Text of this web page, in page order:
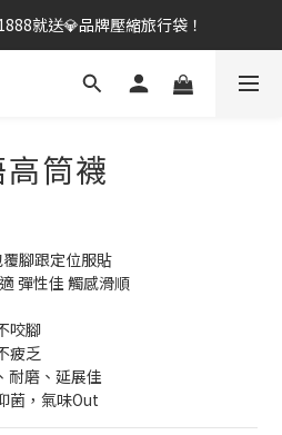
【最低$149起】✨立即下單！
就送💎品牌壓縮旅行袋！
單送✨WARX品牌質感杯袋！
高筒襪
腳跟定位服貼
彈性佳 觸感滑順
咬腳
疲乏
耐磨、延展佳
菌，氣味Out